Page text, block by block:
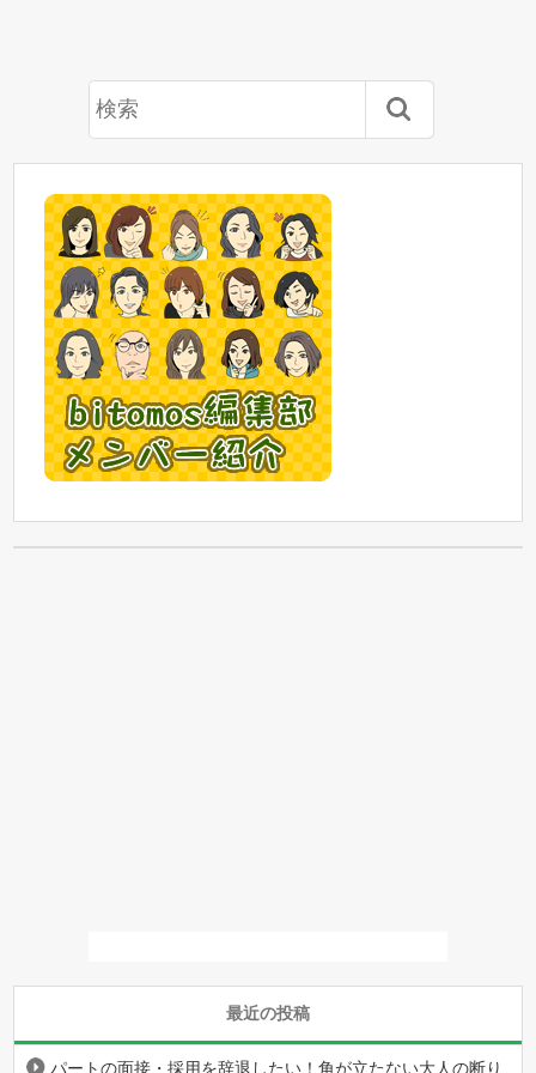
最近の投稿
パートの面接・採用を辞退したい！角が立たない大人の断り